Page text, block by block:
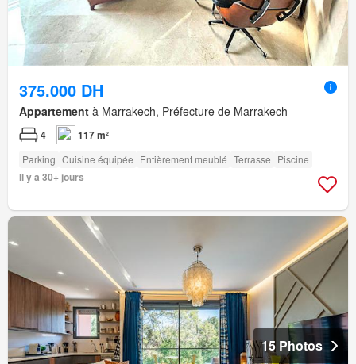
375.000 DH
Appartement à Marrakech, Préfecture de Marrakech
4 117 m²
Parking Cuisine équipée Entièrement meublé Terrasse Piscine
Il y a 30+ jours
15 Photos